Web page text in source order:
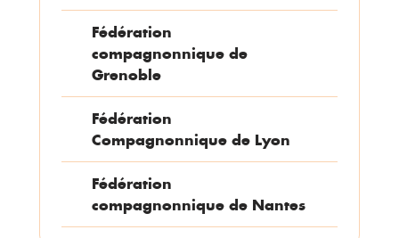
Fédération
compagnonnique de
Grenoble
Fédération
Compagnonnique de Lyon
Fédération
compagnonnique de Nantes